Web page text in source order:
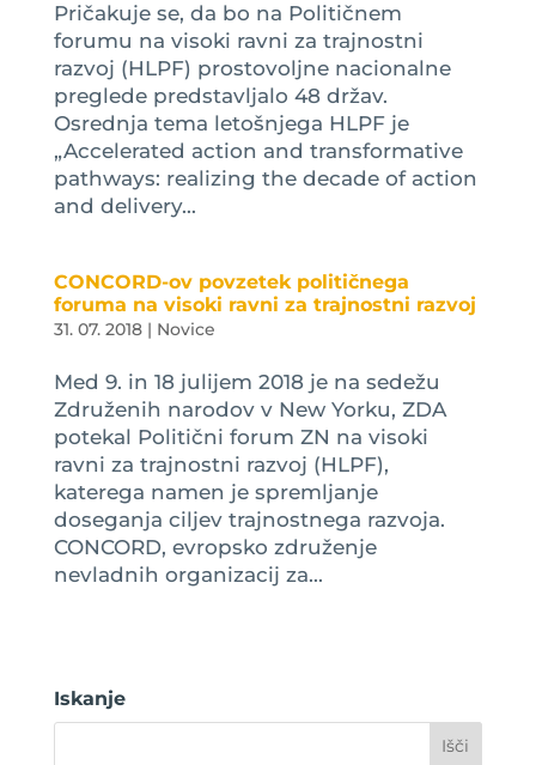
Pričakuje se, da bo na Političnem
forumu na visoki ravni za trajnostni
razvoj (HLPF) prostovoljne nacionalne
preglede predstavljalo 48 držav.
Osrednja tema letošnjega HLPF je
„Accelerated action and transformative
pathways: realizing the decade of action
and delivery...
CONCORD-ov povzetek političnega
foruma na visoki ravni za trajnostni razvoj
31. 07. 2018| Novice
Med 9. in 18 julijem 2018 je na sedežu
Združenih narodov v New Yorku, ZDA
potekal Politični forum ZN na visoki
ravni za trajnostni razvoj (HLPF),
katerega namen je spremljanje
doseganja ciljev trajnostnega razvoja.
CONCORD, evropsko združenje
nevladnih organizacij za...
Iskanje